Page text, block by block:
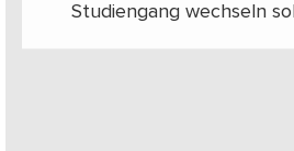
Studiengang wechseln